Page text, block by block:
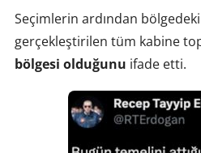
Seçimlerin ardından bölgedeki
gerçekleştirilen tüm kabine
bölgesi olduğunu ifade etti.